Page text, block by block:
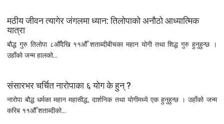
मठीय जीवन त्यागेर जंगलमा ध्यान: तिलोपाको अनौठो आध्यात्मिक
यात्रा
बौद्ध गुरु तिलोपा ८औँदेखि ११औँ शताब्दीबीचका महान योगी तथा शिद्ध गुरु हुनुहुन्छ ।
उहाँको जन्म हालको...
संसारभर चर्चित नारोपाका ६ योग के हुन् ?
नारोपा बौद्ध धर्मका महान महासीद्ध, दार्शनिक तथा योगीमध्ये एक हुनुहुन्छ । उहाँको जन्म
करिब ११औँ शताब्दीको...